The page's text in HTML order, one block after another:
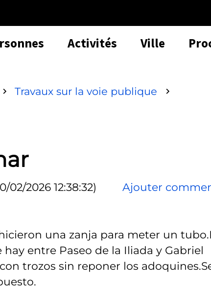
Activités Ville
Travaux sur la voie publique
02/2026 12:38:32) Ajouter
una zanja para meter un
entre Paseo de la Iliada y Gabriel
trozos sin reponer los